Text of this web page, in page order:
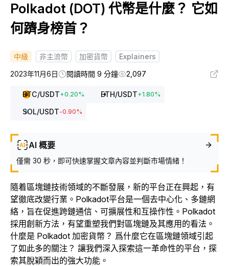
Polkadot (DOT) 代幣是什麼？ 它如
何躋身榜首？
中級 非主流幣 加密貨幣
Explainers
2023年11月6日
閱讀時間 9 分鐘 2,097
BTC/USDT+0.20% ETH/USDT+1.80%
SOL/USDT-0.90%
AI 概要
僅需 30 秒，即可快速掌握文章內容並判斷市場情緒！
隨着區塊鏈技術領域的不斷發展，新的平台正在興起，有
望徹底改變行業。Polkadot平台是一個去中心化、多鏈網
絡，旨在促進跨鏈通信、可擴展性和互操作性。Polkadot
採用創新方法，有望重塑我們對區塊鏈及其應用的看法。
什麼是 Polkadot 加密貨幣？ 爲什麼它在區塊鏈領域引起
了如此多的關注？ 讓我們深入探索這一革命性的平台，探
索其脫穎而出的強大功能。